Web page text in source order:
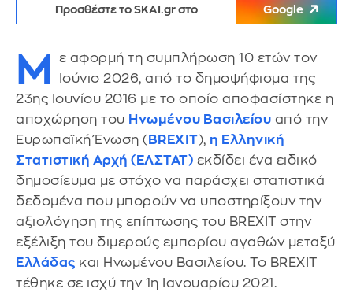
Προσθέστε το SKAI.gr στο Google
Μ
ε αφορμή τη συμπλήρωση 10 ετών τον
Ιούνιο 2026, από το δημοψήφισμα της
23ης Ιουνίου 2016 με το οποίο αποφασίστηκε η
αποχώρηση του Ηνωμένου Βασιλείου από την
Ευρωπαϊκή Ένωση ( BREXIT), η Ελληνική
Στατιστική Αρχή (ΕΛΣΤΑΤ) εκδίδει ένα ειδικό
δημοσίευμα με στόχο να παράσχει στατιστικά
δεδομένα που μπορούν να υποστηρίξουν την
αξιολόγηση της επίπτωσης του BREXIT στην
εξέλιξη του διμερούς εμπορίου αγαθών μεταξύ
Ελλάδας και Ηνωμένου Βασιλείου. Το BREXIT
τέθηκε σε ισχύ την 1η Ιανουαρίου 2021.